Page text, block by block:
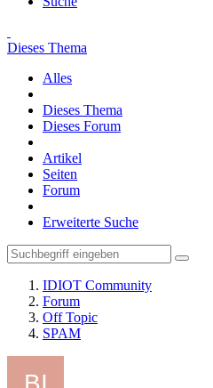
Dieses Thema
Alles
Dieses Thema
Dieses Forum
Artikel
Seiten
Forum
Erweiterte Suche
IDIOT Community
Forum
Off Topic
SPAM